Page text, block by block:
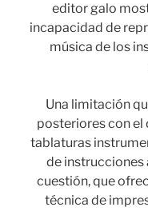
editor galo
incapacidad de
música de los
Una limitación
posteriores con el
tablaturas
de instrucciones
cuestión, que
técnica de